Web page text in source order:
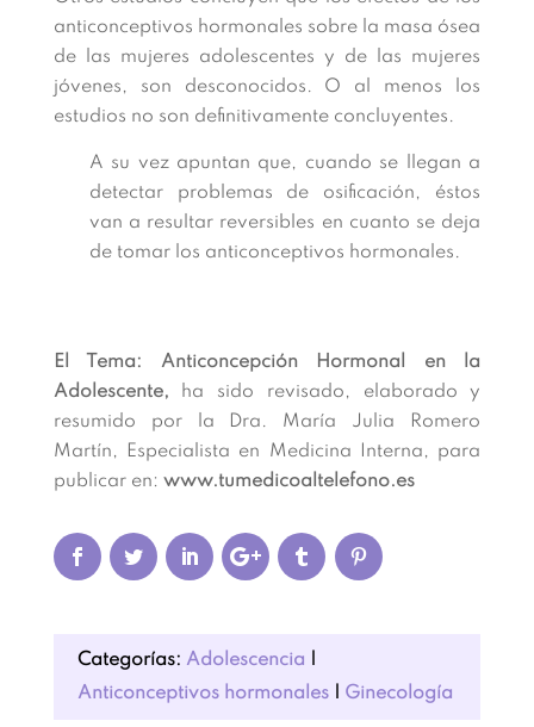
anticonceptivos hormonales sobre la masa ósea
de las mujeres adolescentes y de las mujeres
jóvenes, son desconocidos. O al menos los
estudios no son definitivamente concluyentes.
A su vez apuntan que, cuando se llegan a
detectar problemas de osificación, éstos
van a resultar reversibles en cuanto se deja
de tomar los anticonceptivos hormonales.
El Tema: Anticoncepción Hormonal en la
Adolescente, ha sido revisado, elaborado y
resumido por la Dra. María Julia Romero
Martín, Especialista en Medicina Interna, para
publicar en: www.tumedicoaltelefono.es
Categorías: Adolescencia
Anticonceptivos hormonales| Ginecología